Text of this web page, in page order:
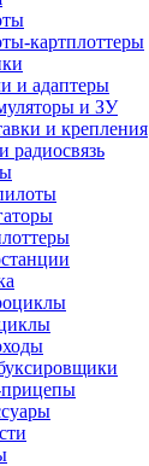
картплоттеры
и адаптеры
и ЗУ
и крепления
радиосвязь